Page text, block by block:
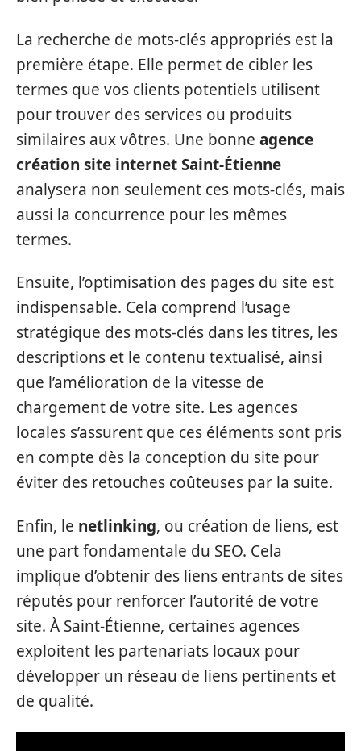
La recherche de mots-clés appropriés est la
première étape. Elle permet de cibler les
termes que vos clients potentiels utilisent
pour trouver des services ou produits
similaires aux vôtres. Une bonne agence
création site internet Saint-Étienne
analysera non seulement ces mots-clés, mais
aussi la concurrence pour les mêmes
termes.
Ensuite, l’optimisation des pages du site est
indispensable. Cela comprend l’usage
stratégique des mots-clés dans les titres, les
descriptions et le contenu textualisé, ainsi
que l’amélioration de la vitesse de
chargement de votre site. Les agences
locales s’assurent que ces éléments sont pris
en compte dès la conception du site pour
éviter des retouches coûteuses par la suite.
Enfin, le netlinking, ou création de liens, est
une part fondamentale du SEO. Cela
implique d’obtenir des liens entrants de sites
réputés pour renforcer l’autorité de votre
site. À Saint-Étienne, certaines agences
exploitent les partenariats locaux pour
développer un réseau de liens pertinents et
de qualité.